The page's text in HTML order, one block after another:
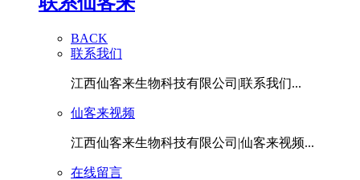
BACK
联系我们
江西仙客来生物科技有限公司|联系我们...
仙客来视频
江西仙客来生物科技有限公司|仙客来视频...
在线留言